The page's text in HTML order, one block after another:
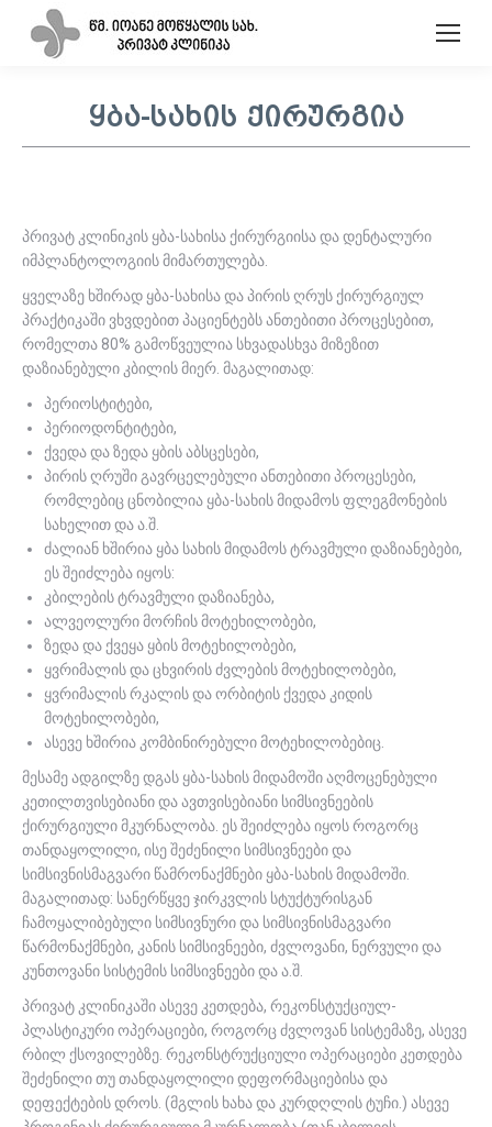
ყბა-სახის ქირურგია
პრივატ კლინიკის ყბა-სახისა ქირურგიისა და დენტალური
იმპლანტოლოგიის მიმართულება.
ყველაზე ხშირად ყბა-სახისა და პირის ღრუს ქირურგიულ
პრაქტიკაში ვხვდებით პაციენტებს ანთებითი პროცესებით,
რომელთა 80% გამოწვეულია სხვადასხვა მიზეზით
დაზიანებული კბილის მიერ. მაგალითად:
პერიოსტიტები,
პერიოდონტიტები,
ქვედა და ზედა ყბის აბსცესები,
პირის ღრუში გავრცელებული ანთებითი პროცესები,
რომლებიც ცნობილია ყბა-სახის მიდამოს ფლეგმონების
სახელით და ა.შ.
ძალიან ხშირია ყბა სახის მიდამოს ტრავმული დაზიანებები,
ეს შეიძლება იყოს:
კბილების ტრავმული დაზიანება,
ალვეოლური მორჩის მოტეხილობები,
ზედა და ქვეყა ყბის მოტეხილობები,
ყვრიმალის და ცხვირის ძვლების მოტეხილობები,
ყვრიმალის რკალის და ორბიტის ქვედა კიდის
მოტეხილობები,
ასევე ხშირია კომბინირებული მოტეხილობებიც.
მესამე ადგილზე დგას ყბა-სახის მიდამოში აღმოცენებული
კეთილთვისებიანი და ავთვისებიანი სიმსივნეების
ქირურგიული მკურნალობა. ეს შეიძლება იყოს როგორც
თანდაყოლილი, ისე შეძენილი სიმსივნეები და
სიმსივნისმაგვარი წამრონაქმნები ყბა-სახის მიდამოში.
მაგალითად: სანერწყვე ჯირკვლის სტუქტურისგან
ჩამოყალიბებული სიმსივნური და სიმსივნისმაგვარი
წარმონაქმნები, კანის სიმსივნეები, ძვლოვანი, ნერვული და
კუნთოვანი სისტემის სიმსივნეები და ა.შ.
პრივატ კლინიკაში ასევე კეთდება, რეკონსტუქციულ-
პლასტიკური ოპერაციები, როგორც ძვლოვან სისტემაზე, ასევე
რბილ ქსოვილებზე. რეკონსტრუქციული ოპერაციები კეთდება
შეძენილი თუ თანდაყოლილი დეფორმაციებისა და
დეფექტების დროს. (მგლის ხახა და კურდღლის ტუჩი.) ასევე